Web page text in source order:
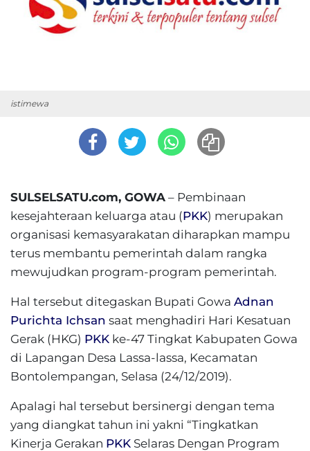
istimewa
SULSELSATU.com, GOWA – Pembinaan
kesejahteraan keluarga atau (PKK) merupakan
organisasi kemasyarakatan diharapkan mampu
terus membantu pemerintah dalam rangka
mewujudkan program-program pemerintah.
Hal tersebut ditegaskan Bupati Gowa Adnan
Purichta Ichsan saat menghadiri Hari Kesatuan
Gerak (HKG) PKK ke-47 Tingkat Kabupaten Gowa
di Lapangan Desa Lassa-lassa, Kecamatan
Bontolempangan, Selasa (24/12/2019).
Apalagi hal tersebut bersinergi dengan tema
yang diangkat tahun ini yakni “Tingkatkan
Kinerja Gerakan PKK Selaras Dengan Program